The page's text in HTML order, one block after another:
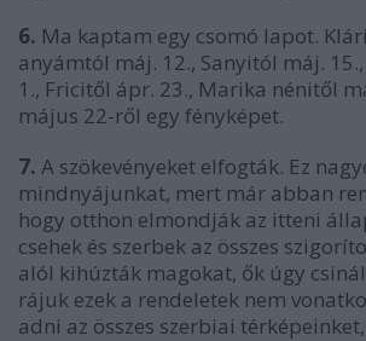
6. Ma kaptam egy csomó lapot.
anyámtól máj. 12., Sanyitól máj.
1., Fricitől ápr. 23., Marika nénitől
május 22-ről egy fényképet.
7. A szökevényeket elfogták. Ez
mindnyájunkat, mert már abban
hogy otthon elmondják az itteni
csehek és szerbek az összes
alól kihúzták magokat, ők úgy
rájuk ezek a rendeletek nem
adni az összes szerbiai térképeinket,